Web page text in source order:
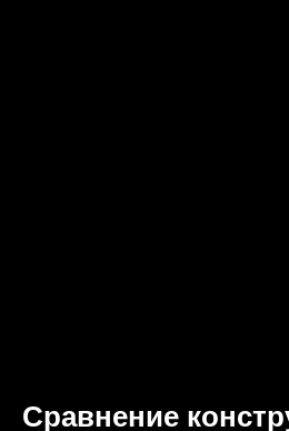
Сравнение